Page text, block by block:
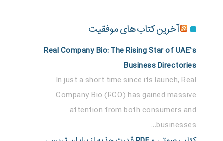
آخرین کتاب های موفقیت
Real Company Bio: The Rising Star of UAE’s
Business Directories
In just a short time since its launch, Real
Company Bio (RCO) has gained massive
attention from both consumers and
businesses...